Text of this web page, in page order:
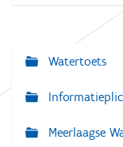
N
a
i
Watertoets
Meerlaagse